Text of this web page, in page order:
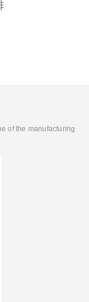
of the manufacturing
层板厂家直销 *